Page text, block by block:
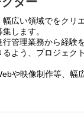
広い領域でをクリ
します。
管理業務から経験
よう、プロジェク
や映像制作等、幅